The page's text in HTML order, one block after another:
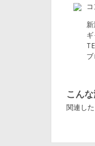
こん
関連し